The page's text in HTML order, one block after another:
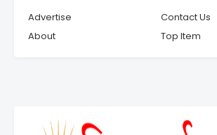
Advertise
Contact Us
About
Top Item